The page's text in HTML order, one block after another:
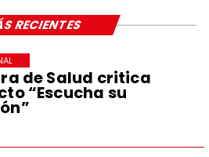
de Salud critica
“Escucha su
RECIENTES